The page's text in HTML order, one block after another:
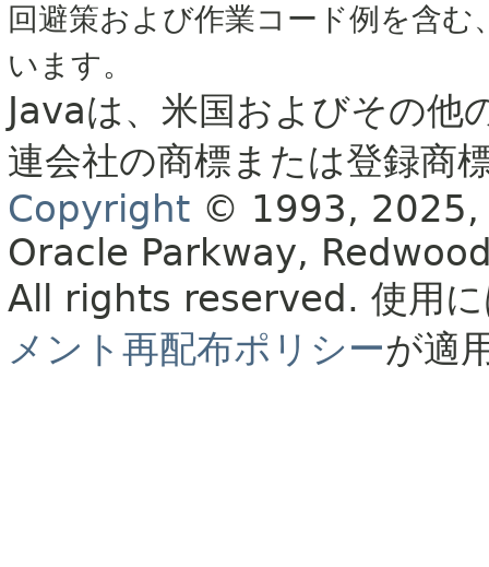
回避策および作業コード例を含
います。
Javaは、米国およびその
連会社の商標または登録商
Copyright © 1993, 2025,
Oracle Parkway,
All rights reserved. 使用
メント再配布ポリシーが適